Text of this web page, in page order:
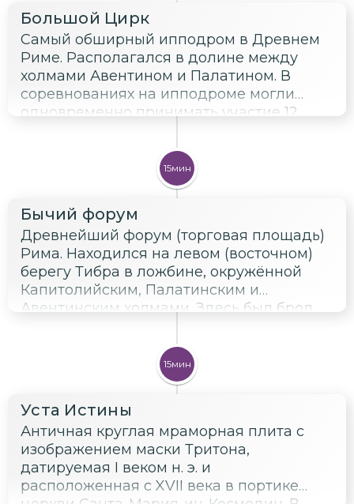
Большой Цирк
Самый обширный ипподром в Древнем
Риме. Располагался в долине между
холмами Авентином и Палатином. В
соревнованиях на ипподроме могли
одновременно принимать участие 12
15мин
Бычий форум
Древнейший форум (торговая площадь)
Рима. Находился на левом (восточном)
берегу Тибра в ложбине, окружённой
Капитолийским, Палатинским и
Авентинским холмами. Здесь был брод
древнейший порт Рима. Согласно
распространённой с античности версии,
когда-то на форуме велась торговля
скотом, откуда и его название.
15мин
Уста Истины
Античная круглая мраморная плита с
изображением маски Тритона,
датируемая I веком н. э. и
расположенная с XVII века в портике